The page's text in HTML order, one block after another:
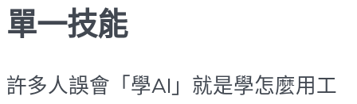
單一技能
許多人誤會「學AI」就是學怎麼用工